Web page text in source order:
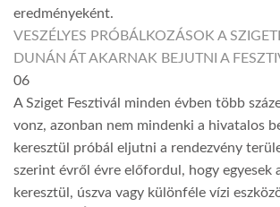
eredményeként.
VESZÉLYES PRÓBÁLKOZÁSOK A
DUNÁN ÁT AKARNAK BEJUTNI A
06
A Sziget Fesztivál minden évben több
vonz, azonban nem mindenki a hivatalos
keresztül próbál eljutni a rendezvény
szerint évről évre előfordul, hogy egyesek
keresztül, úszva vagy különféle vízi